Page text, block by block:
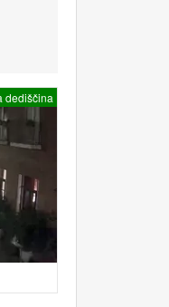
dediščina